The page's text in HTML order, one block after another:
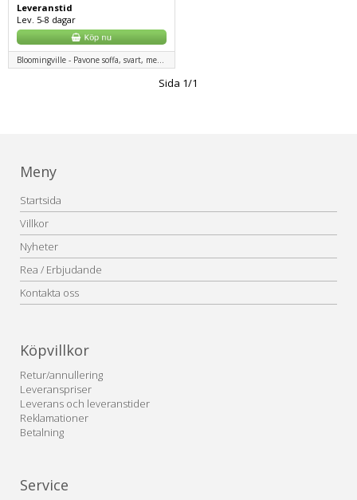
Leveranstid
Lev. 5-8 dagar
Bloomingville - Pavone soffa, svart, metall
Sida 1/1
Meny
Startsida
Villkor
Nyheter
Rea / Erbjudande
Kontakta oss
Köpvillkor
Retur/annullering
Leveranspriser
Leverans och leveranstider
Reklamationer
Betalning
Service